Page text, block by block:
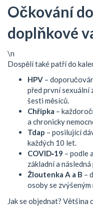
Očkování
doplňkové
\n
Dospělí také patří do
HPV –
před první sexuální
šesti měsíců.
Chřipka –
a chronicky
Tdap – posilující
každých 10 let.
COVID‑19 – podle
základní a
Žloutenka A a B –
osoby se zvýšeným
Jak se objednat?